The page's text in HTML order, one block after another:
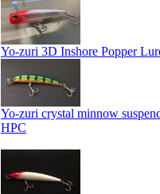
Yo-zuri 3D Inshore Popper
Yo-zuri crystal minnow
HPC